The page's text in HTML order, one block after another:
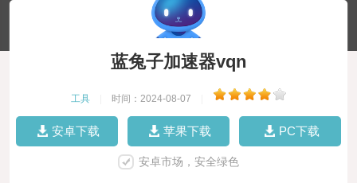
蓝兔子加速器vqn
工具 时间：2024-08-07
安卓下载 苹果下载 PC下载
安卓市场，安全绿色